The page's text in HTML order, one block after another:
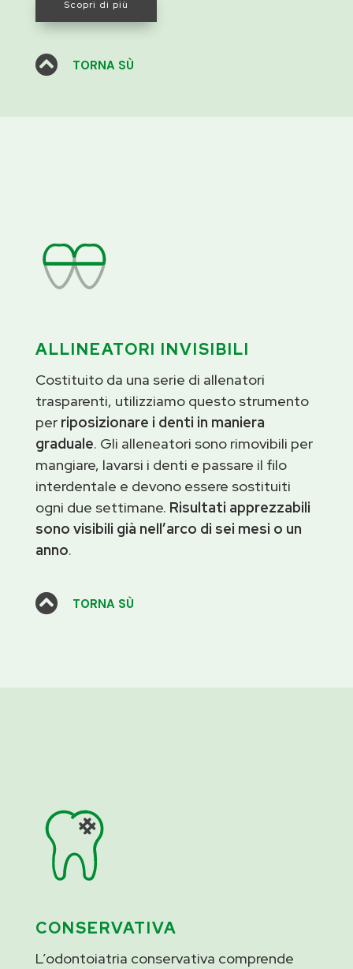
Scopri di più
 TORNA SÙ
ALLINEATORI INVISIBILI
Costituito da una serie di allenatori
trasparenti, utilizziamo questo strumento
per riposizionare i denti in maniera
graduale. Gli alleneatori sono rimovibili per
mangiare, lavarsi i denti e passare il filo
interdentale e devono essere sostituiti
ogni due settimane. Risultati apprezzabili
sono visibili già nell’arco di sei mesi o un
anno.
 TORNA SÙ
CONSERVATIVA
L’odontoiatria conservativa comprende